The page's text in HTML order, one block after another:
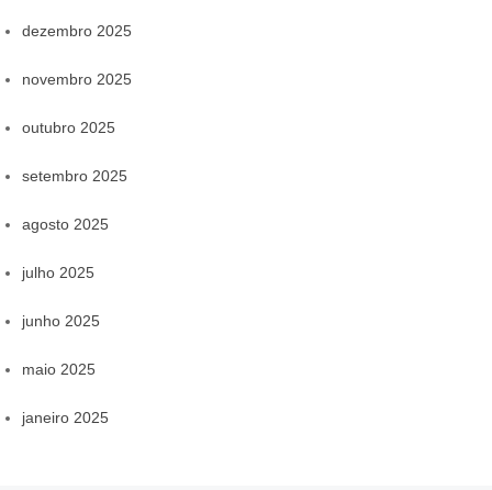
dezembro 2025
novembro 2025
outubro 2025
setembro 2025
agosto 2025
julho 2025
junho 2025
maio 2025
janeiro 2025